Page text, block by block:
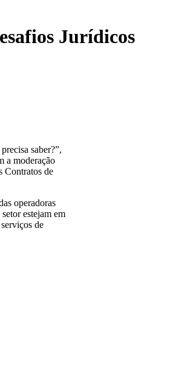
Jurídicos
saber?”,
a moderação
Contratos de
operadoras
estejam em
de